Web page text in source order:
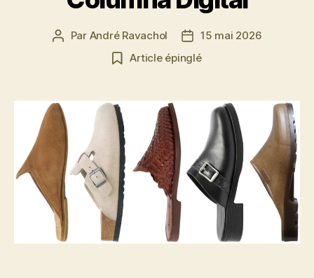
Auteur
Par André Ravachol
Date
de
l’article
15 mai 2026
Article épinglé